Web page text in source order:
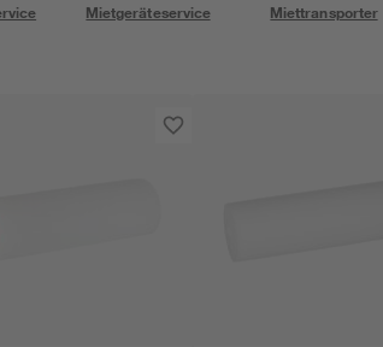
Mietgeräteservice Miettransporter